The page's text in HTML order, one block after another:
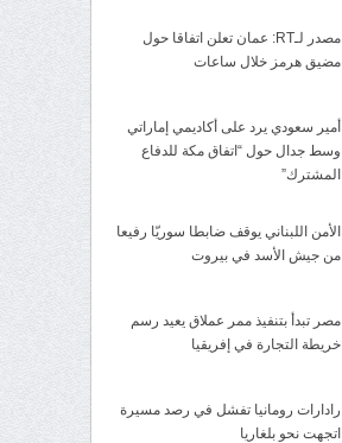
مصدر لـRT: عمان تعلن اتفاقا حول
مضيق هرمز خلال ساعات
أمير سعودي يرد على أكاديمي إماراتي
وسط جدال حول “اتفاق مكة للدفاع
المشترك”
الأمن اللبناني يوقف ضابطا سوريّا رفيعا
من جيش الأسد في بيروت
مصر تبدأ بتنفيذ ممر عملاق يعيد رسم
خريطة التجارة في إفريقيا
رادارات رومانيا تفشل في رصد مسيرة
اتجهت نحو بلغاريا